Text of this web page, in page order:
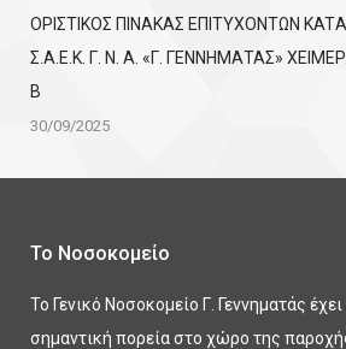
ΟΡΙΣΤΙΚΟΣ ΠΙΝΑΚΑΣ ΕΠΙΤΥΧΟΝΤΩΝ
Σ.Α.Ε.Κ. Γ. Ν. Α. «Γ. ΓΕΝΝΗΜΑΤΑΣ»
Β
30/09/2025
Το Νοσοκομείο
Το Γενικό Νοσοκομείο Γ. Γεννηματάς
σημαντική πορεία στο χώρο της